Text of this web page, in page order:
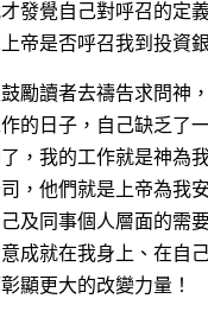
發覺自己對呼召的定
帝是否呼召我到投資
勵讀者去禱告求問神
的日子，自己缺乏了
，我的工作就是神為
，他們就是上帝為我
及同事個人層面的需
成就在我身上、在自
顯更大的改變力量！